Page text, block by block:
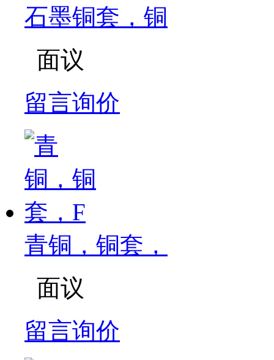
石墨铜套，铜
面议
留言询价
青铜，铜套，
面议
留言询价